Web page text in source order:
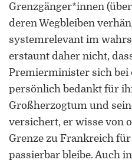
Grenzgänger*innen
deren Wegbleiben
systemrelevant im
erstaunt daher nicht,
Premierminister sich bei
persönlich bedankt für
Großherzogtum und
versichert, er wisse von
Grenze zu Frankreich
passierbar bleibe. Auch